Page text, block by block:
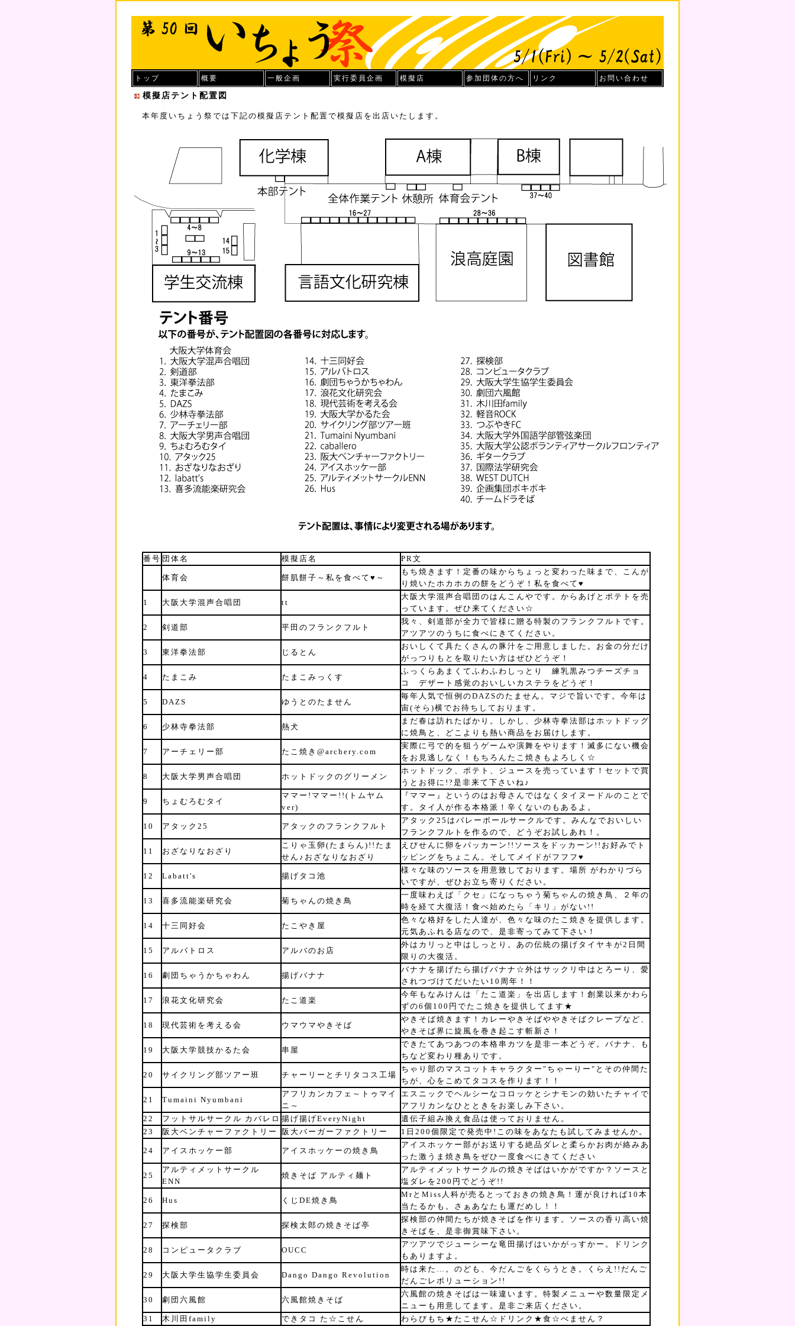
トップ 概要 一般企画 実行委員企画 模擬店 参加団体の方へ リンク お問い合わせ
模擬店テント配置図
本年度いちょう祭では下記の模擬店テント配置で模擬店を出店いたします。
番号 団体名 模擬店名 PR文
体育会 餅肌餅子～私を食べて♥～
もち焼きます！定番の味からちょっと変わった味まで、こんが
り焼いたホカホカの餅をどうぞ！私を食べて♥
1 大阪大学混声合唱団 tt
大阪大学混声合唱団のはんこんやです。からあげとポテトを売
っています。ぜひ来てください☆
2 剣道部 平田のフランクフルト
我々、剣道部が全力で皆様に贈る特製のフランクフルトです。
アツアツのうちに食べにきてください。
3 東洋拳法部 じるとん
おいしくて具たくさんの豚汁をご用意しました。お金の分だけ
がっつりもとを取りたい方はぜひどうぞ！
4 たまこみ たまこみっくす
ふっくらあまくてふわふわしっとり 練乳黒みつチーズチョ
コ デザート感覚のおいしいカステラをどうぞ！
5 DAZS ゆうとのたません
毎年人気で恒例のDAZSのたません。マジで旨いです。今年は
宙(そら)横でお待ちしております。
6 少林寺拳法部 熱犬
まだ春は訪れたばかり。しかし、少林寺拳法部はホットドッグ
に焼鳥と、どこよりも熱い商品をお届けします。
7 アーチェリー部 たこ焼き@archery.com
実際に弓で的を狙うゲームや演舞をやります！滅多にない機会
をお見逃しなく！もちろんたこ焼きもよろしく☆
8 大阪大学男声合唱団 ホットドックのグリーメン
ホットドック、ポテト、ジュースを売っています！セットで買
うとお得に!?是非来て下さいね♪
9 ちょむろむタイ
ママー!ママー!!(トムヤム
ver)
『ママー』というのはお母さんではなくタイヌードルのことで
す。タイ人が作る本格派！辛くないのもあるよ。
10 アタック25 アタックのフランクフルト
アタック25はバレーボールサークルです。みんなでおいしい
フランクフルトを作るので、どうぞお試しあれ！。
11 おざなりなおざり
こりゃ玉卵(たまらん)!!たま
せん♪おざなりなおざり
えびせんに卵をパッカーン!!ソースをドッカーン!!お好みでト
ッピングをちょこん。そしてメイドがフフフ♥
12 Labatt's 揚げタコ池
様々な味のソースを用意致しております。場所 がわかりづら
いですが、ぜひお立ち寄りください。
13 喜多流能楽研究会 菊ちゃんの焼き鳥
一度味わえば「クセ」になっちゃう菊ちゃんの焼き鳥、２年の
時を経て大復活！食べ始めたら「キリ」がない!!
14 十三同好会 たこやき屋
色々な格好をした人達が、色々な味のたこ焼きを提供します。
元気あふれる店なので、是非寄ってみて下さい！
15 アルバトロス アルバのお店
外はカリっと中はしっとり。あの伝統の揚げタイヤキが2日間
限りの大復活。
16 劇団ちゃうかちゃわん 揚げバナナ
バナナを揚げたら揚げバナナ☆外はサックリ中はとろーり、愛
されつづけてだいたい10周年！！
17 浪花文化研究会 たこ道楽
今年もなみけんは「たこ道楽」を出店します！創業以来かわら
ずの6個100円でたこ焼きを提供してます★
18 現代芸術を考える会 ウマウマやきそば
やきそば焼きます！カレーやきそばややきそばクレープなど、
やきそば界に旋風を巻き起こす斬新さ！
19 大阪大学競技かるた会 串屋
できたてあつあつの本格串カツを是非一本どうぞ。バナナ、も
ちなど変わり種ありです。
20 サイクリング部ツアー班 チャーリーとチリタコス工場
ちゃり部のマスコットキャラクター"ちゃーりー"とその仲間た
ちが、心をこめてタコスを作ります！！
21 Tumaini Nyumbani
アフリカンカフェ～トゥマイ
ニ～
エスニックでヘルシーなコロッケとシナモンの効いたチャイで
アフリカンなひとときをお楽しみ下さい。
22
フットサルサークル カバレロ 揚げ揚げEveryNight
遺伝子組み換え食品は使っておりません。
23
阪大ベンチャーファクトリー 阪大バーガーファクトリー 1日200個限定で発売中!この味をあなたも試してみませんか。
24 アイスホッケー部 アイスホッケーの焼き鳥
アイスホッケー部がお送りする絶品ダレと柔らかお肉が絡みあ
った激うま焼き鳥をぜひ一度食べにきてください
25
アルティメットサークル
ENN
焼きそば アルティ麺ト
アルティメットサークルの焼きそばはいかがですか？ソースと
塩ダレを200円でどうぞ!!
26 Hus くじDE焼き鳥
MrとMiss人科が売るとっておきの焼き鳥！運が良ければ10本
当たるかも。さぁあなたも運だめし！！
27 探検部 探検太郎の焼きそば亭
探検部の仲間たちが焼きそばを作ります。ソースの香り高い焼
きそばを、是非御賞味下さい。
28 コンピュータクラブ OUCC
アツアツでジューシーな竜田揚げはいかがっすかー。ドリンク
もありますよ。
29 大阪大学生協学生委員会 Dango Dango Revolution
時は来た…。のども、今だんごをくらうとき。くらえ!!だんご
だんごレボリューション!!
30 劇団六風館 六風館焼きそば
六風館の焼きそばは一味違います。特製メニューや数量限定メ
ニューも用意してます。是非ご来店ください。
31
木川田family できタコ た☆こせん わらびもち★たこせん☆ドリンク★食☆べません？